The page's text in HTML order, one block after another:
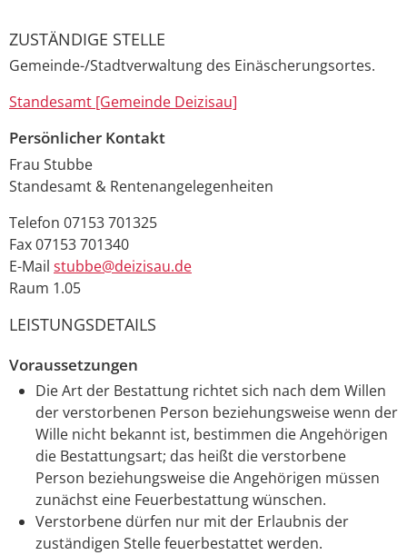
ZUSTÄNDIGE STELLE
Gemeinde-/Stadtverwaltung des Einäscherungsortes.
Standesamt [Gemeinde Deizisau]
Persönlicher Kontakt
Frau Stubbe
Standesamt & Rentenangelegenheiten
Telefon 07153 701325
Fax07153 701340
E-Mail stubbe@deizisau.de
Raum 1.05
LEISTUNGSDETAILS
Voraussetzungen
Die Art der Bestattung richtet sich nach dem Willen
der verstorbenen Person beziehungsweise wenn der
Wille nicht bekannt ist, bestimmen die Angehörigen
die Bestattungsart; das heißt die verstorbene
Person beziehungsweise die Angehörigen müssen
zunächst eine Feuerbestattung wünschen.
Verstorbene dürfen nur mit der Erlaubnis der
zuständigen Stelle feuerbestattet werden.